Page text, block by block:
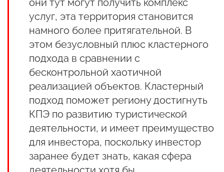
они тут могут получить комплекс
услуг, эта территория становится
намного более притягательной. В
этом безусловный плюс кластерного
подхода в сравнении с
бесконтрольной хаотичной
реализацией объектов. Кластерный
подход поможет региону достигнуть
КПЭ по развитию туристической
деятельности, и имеет преимущество
для инвестора, поскольку инвестор
заранее будет знать, какая сфера